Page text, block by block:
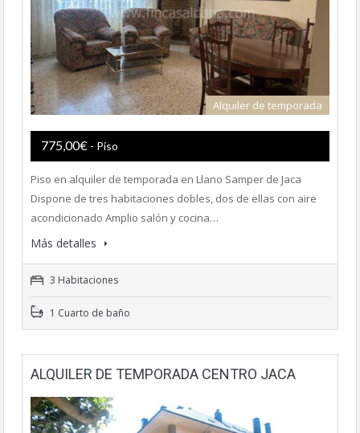
Alquiler de temporada
775,00€ - Piso
Piso en alquiler de temporada en Llano Samper de Jaca
Dispone de tres habitaciones dobles, dos de ellas con aire
acondicionado Amplio salón y cocina…
Más detalles
3 Habitaciones
1 Cuarto de baño
ALQUILER DE TEMPORADA CENTRO JACA